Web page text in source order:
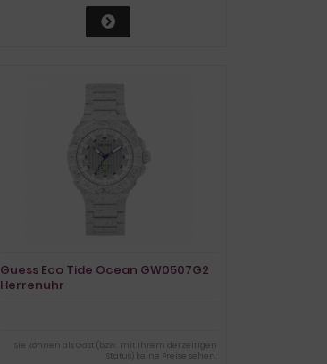
Guess Eco Tide Ocean GW0507G2
Herrenuhr
Sie können als Gast (bzw. mit Ihrem derzeitigen
Status) keine Preise sehen.